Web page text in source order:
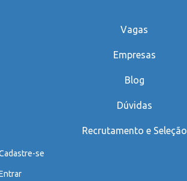
Vagas
Empresas
Blog
Dúvidas
Recrutamento e Seleção
se